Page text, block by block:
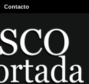
Contacto